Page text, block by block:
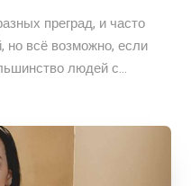
преград, и часто
но всё возможно, если
людей с...